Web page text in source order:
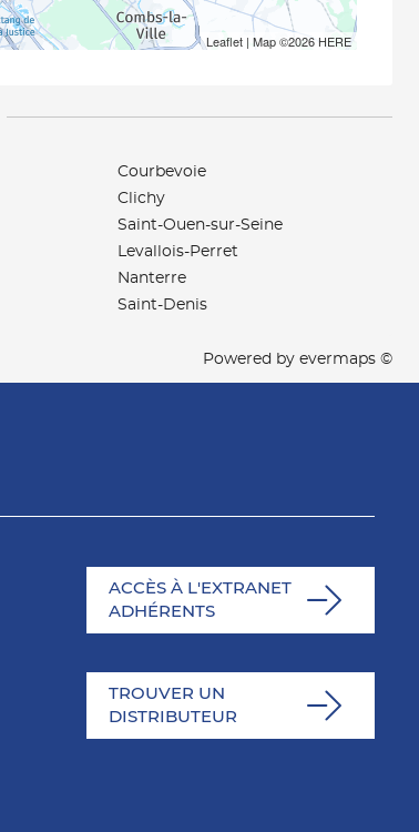
Leaflet| Map ©2026HERE
Courbevoie
Clichy
Saint-Ouen-sur-Seine
Levallois-Perret
Nanterre
Saint-Denis
Powered by evermaps ©
ACCÈS À L'EXTRANET
ADHÉRENTS
TROUVER UN
DISTRIBUTEUR